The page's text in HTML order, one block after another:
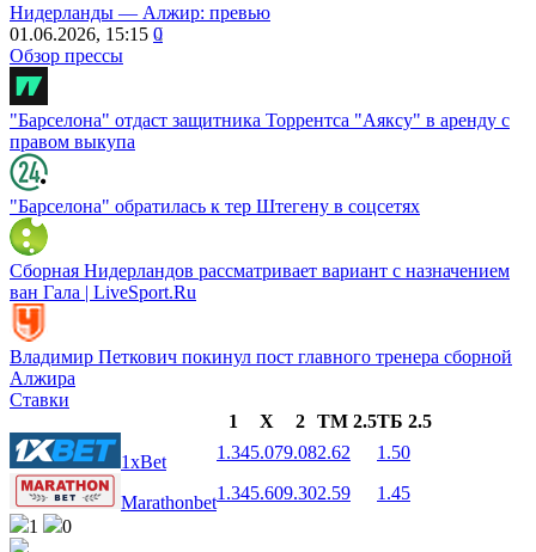
Нидерланды ― Алжир: превью
01.06.2026, 15:15 0
Обзор прессы
"Барселона" отдаст защитника Торрентса "Аяксу" в аренду с
правом выкупа
"Барселона" обратилась к тер Штегену в соцсетях
Сборная Нидерландов рассматривает вариант с назначением
ван Гала | LiveSport.Ru
Владимир Петкович покинул пост главного тренера сборной
Алжира
Ставки
1
X 2 ТМ 2.5ТБ 2.5
1xBet
1.345.079.082.62 1.50
Marathonbet1.345.609.302.59
1.45
1
0